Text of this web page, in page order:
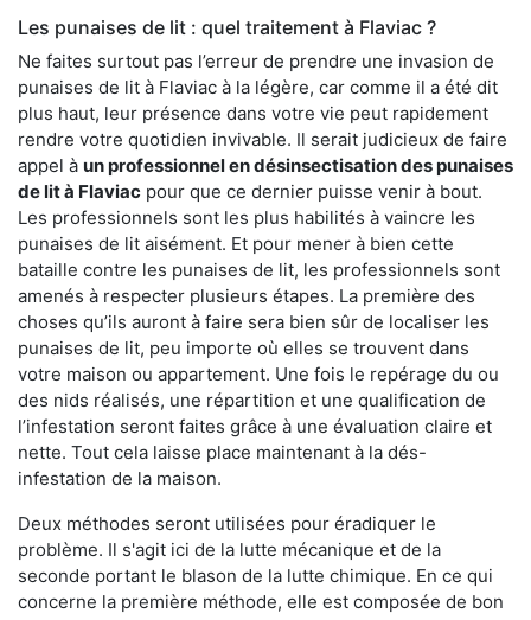
Les punaises de lit : quel traitement à Flaviac ?
Ne faites surtout pas l’erreur de prendre une invasion de
punaises de lit à Flaviac à la légère, car comme il a été dit
plus haut, leur présence dans votre vie peut rapidement
rendre votre quotidien invivable. Il serait judicieux de faire
appel à un professionnel en désinsectisation des punaises
de lit à Flaviac pour que ce dernier puisse venir à bout.
Les professionnels sont les plus habilités à vaincre les
punaises de lit aisément. Et pour mener à bien cette
bataille contre les punaises de lit, les professionnels sont
amenés à respecter plusieurs étapes. La première des
choses qu’ils auront à faire sera bien sûr de localiser les
punaises de lit, peu importe où elles se trouvent dans
votre maison ou appartement. Une fois le repérage du ou
des nids réalisés, une répartition et une qualification de
l’infestation seront faites grâce à une évaluation claire et
nette. Tout cela laisse place maintenant à la dés-
infestation de la maison.
Deux méthodes seront utilisées pour éradiquer le
problème. Il s'agit ici de la lutte mécanique et de la
seconde portant le blason de la lutte chimique. En ce qui
concerne la première méthode, elle est composée de bon